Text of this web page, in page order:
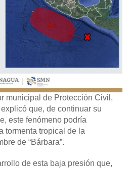
municipal de Protección Civil,
que, de continuar su
este fenómeno podría
tormenta tropical de la
de “Bárbara”.
de esta baja presión que,